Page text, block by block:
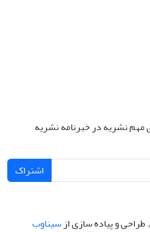
مهم نشریه در خبرنامه نشریه
اشتراک
طراحی و پیاده سازی ازسیناوب